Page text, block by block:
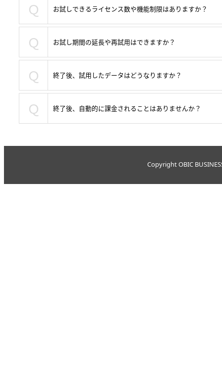
Ｑ お試しできるライセンス数や機能制限はありますか？
Ｑ お試し期間の延長や再試用はできますか？
Ｑ 終了後、試用したデータはどうなりますか？
Ｑ 終了後、自動的に課金されることはありませんか？
Copyright OBIC